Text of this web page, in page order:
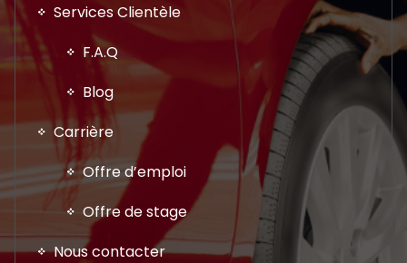
Services Clientèle
F.A.Q
Blog
Carrière
Offre d’emploi
Offre de stage
Nous contacter